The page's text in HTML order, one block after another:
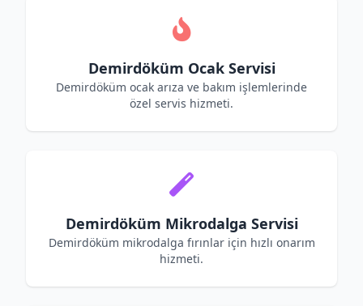
Demirdöküm Ocak Servisi
Demirdöküm ocak arıza ve bakım işlemlerinde
özel servis hizmeti.
Demirdöküm Mikrodalga Servisi
Demirdöküm mikrodalga fırınlar için hızlı onarım
hizmeti.